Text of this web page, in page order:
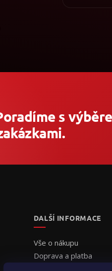
s
DALŠÍ INFORMACE
Vše o nákupu
Doprava a platba